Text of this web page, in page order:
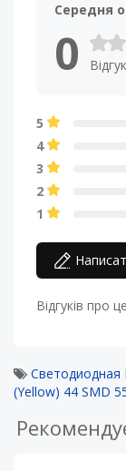
Середня
0
5
4
3
2
1
Відгуків про
Светодиодная
(Yellow) 44 SMD